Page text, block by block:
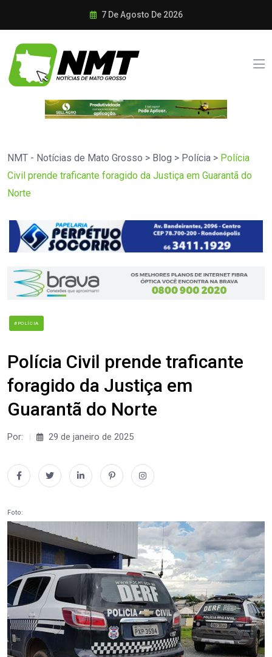
7 De Agosto De 2026
NMT - Notícias de Mato Grosso > Blog > Polícia > Polícia
Civil prende traficante foragido da Justiça em Guarantã do
Norte
#POLÍCIA
Polícia Civil prende traficante
foragido da Justiça em
Guarantã do Norte
Por: 29 de janeiro de 2025
Foto: